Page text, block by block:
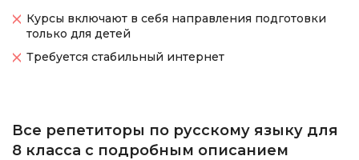
Курсы включают в себя направления подготовки
только для детей
Требуется стабильный интернет
Все репетиторы по русскому языку для
8 класса с подробным описанием